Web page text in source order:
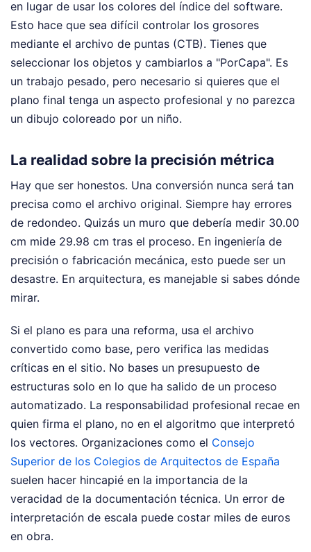
en lugar de usar los colores del índice del software.
Esto hace que sea difícil controlar los grosores
mediante el archivo de puntas (CTB). Tienes que
seleccionar los objetos y cambiarlos a "PorCapa". Es
un trabajo pesado, pero necesario si quieres que el
plano final tenga un aspecto profesional y no parezca
un dibujo coloreado por un niño.
La realidad sobre la precisión métrica
Hay que ser honestos. Una conversión nunca será tan
precisa como el archivo original. Siempre hay errores
de redondeo. Quizás un muro que debería medir 30.00
cm mide 29.98 cm tras el proceso. En ingeniería de
precisión o fabricación mecánica, esto puede ser un
desastre. En arquitectura, es manejable si sabes dónde
mirar.
Si el plano es para una reforma, usa el archivo
convertido como base, pero verifica las medidas
críticas en el sitio. No bases un presupuesto de
estructuras solo en lo que ha salido de un proceso
automatizado. La responsabilidad profesional recae en
quien firma el plano, no en el algoritmo que interpretó
los vectores. Organizaciones como el Consejo
Superior de los Colegios de Arquitectos de España
suelen hacer hincapié en la importancia de la
veracidad de la documentación técnica. Un error de
interpretación de escala puede costar miles de euros
en obra.